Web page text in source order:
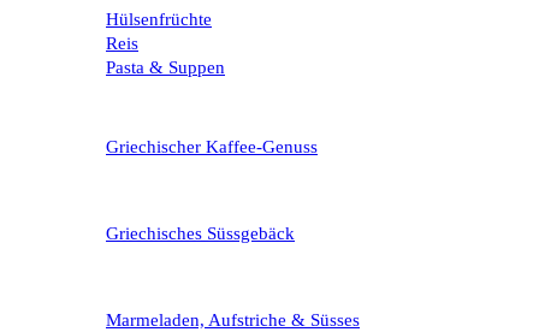
Hülsenfrüchte
Reis
Pasta & Suppen
Griechischer Kaffee-Genuss
Griechisches Süssgebäck
Marmeladen, Aufstriche & Süsses